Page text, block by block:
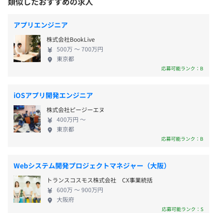
の広告制作・運用を支援しております。
■ネイル予約アプリ『ネイリー』
■グッズ制作アプリ『ACRY』
■インテリアアプリ『Ohouse』
■ゲームアプリ『拳極 -拳でつなぐ物語-』
当社はTikTok for Business Japan主催のイベントへの登
壇や、元ByteDance執行役員を顧問に迎えるなど、ショー
ト動画広告のスペシャリスト集団として、常に最先端の知
見を蓄積しております。
■祝日休み
■年末年始休暇
■有給休暇
■産前・産後休暇
■通勤交通費（全額支給）
勤した場合、手当を支給する形を取っています。
ードでの制作体制を確立しています。 TikTok for
BusinessやMetaのパートナープログラムにおいて最
高位の認定を受けるなど、その運用実績と技術力は
プラットフォーム側からも高く評価されており、デ
ータドリブンな戦略と「バズるノウハウ」を掛け合
わせた独自のマーケティング支援を展開しています。
た多角展開 当社の大きな特徴は、クライアントの成
約やインストール数に応じて費用が発生する完全成
果報酬型のモデルを採用している点にあり、パート
ナー企業の売上最大化に真摯に向き合うプロフェッ
ショナルな姿勢が累計500社以上の厚い信頼につなが
からはTikTok Shopの運営代行や自社モバイルアプリ
の開発など、グローバル市場を見据えた多角的な事
業展開を加速させています。 ◆個性を尊重する加点
方式の文化と、柔軟な成長環境 働く環境としても非
常に柔軟で、フレックスタイム制の導入や残業時間
アプリエンジニア
株式会社BookLive
500万 〜 700万円
東京都
応募可能ランク：B
iOSアプリ開発エンジニア
株式会社ピージーエヌ
400万円 〜
東京都
応募可能ランク：B
Webシステム開発プロジェクトマネジャー（大阪）
トランスコスモス株式会社 CX事業統括
600万 〜 900万円
大阪府
応募可能ランク：S